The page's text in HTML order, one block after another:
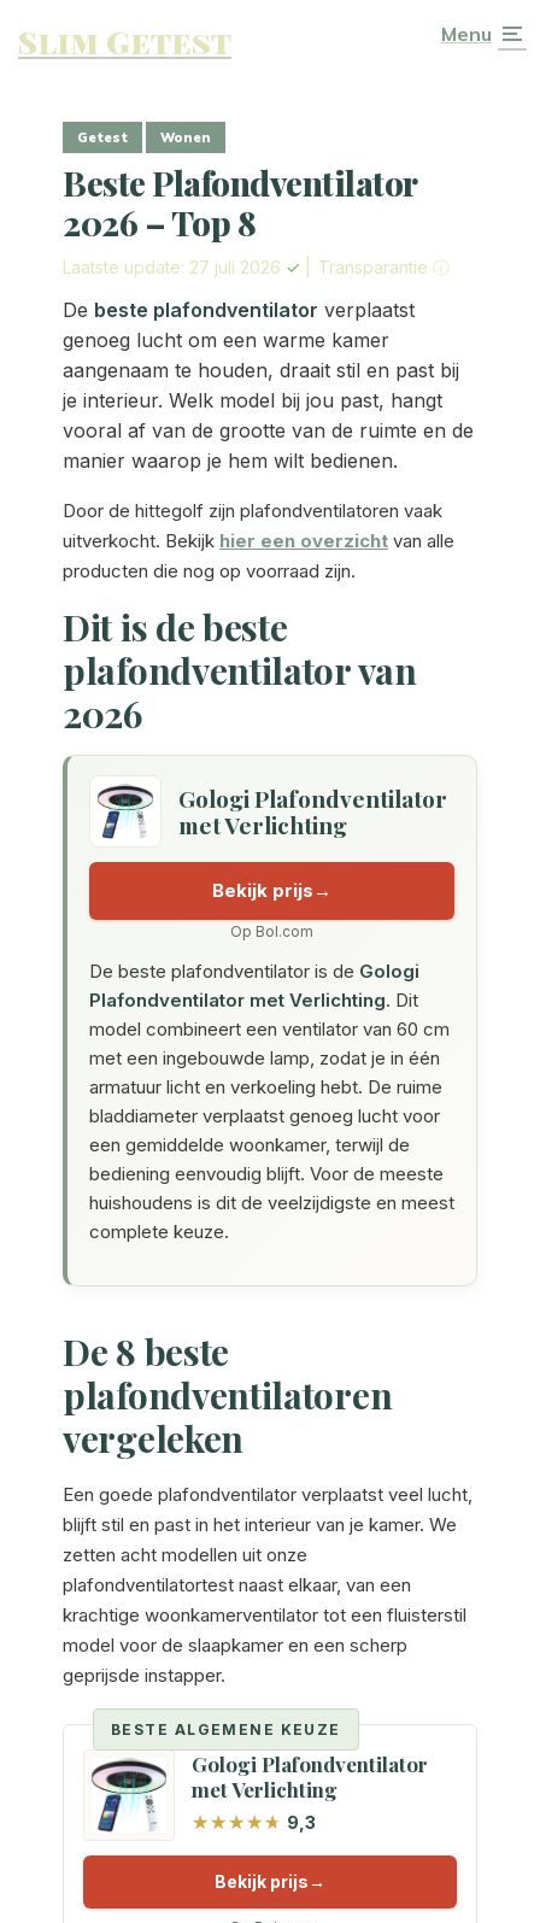
Slim Getest Menu
Getest Wonen
Beste Plafondventilator
2026 – Top 8
Laatste update: 27 juli 2026 ✓ Transparantie ⓘ
De beste plafondventilator verplaatst
genoeg lucht om een warme kamer
aangenaam te houden, draait stil en past bij
je interieur. Welk model bij jou past, hangt
vooral af van de grootte van de ruimte en de
manier waarop je hem wilt bedienen.
Door de hittegolf zijn plafondventilatoren vaak
uitverkocht. Bekijk hier een overzicht van alle
producten die nog op voorraad zijn.
Dit is de beste
plafondventilator van
2026
Gologi Plafondventilator
met Verlichting
Bekijk prijs
Op Bol.com
De beste plafondventilator is de Gologi
Plafondventilator met Verlichting. Dit
model combineert een ventilator van 60 cm
met een ingebouwde lamp, zodat je in één
armatuur licht en verkoeling hebt. De ruime
bladdiameter verplaatst genoeg lucht voor
een gemiddelde woonkamer, terwijl de
bediening eenvoudig blijft. Voor de meeste
huishoudens is dit de veelzijdigste en meest
complete keuze.
De 8 beste
plafondventilatoren
vergeleken
Een goede plafondventilator verplaatst veel lucht,
blijft stil en past in het interieur van je kamer. We
zetten acht modellen uit onze
plafondventilatortest naast elkaar, van een
krachtige woonkamerventilator tot een fluisterstil
model voor de slaapkamer en een scherp
geprijsde instapper.
BESTE ALGEMENE KEUZE
Gologi Plafondventilator
met Verlichting
9,3
Bekijk prijs